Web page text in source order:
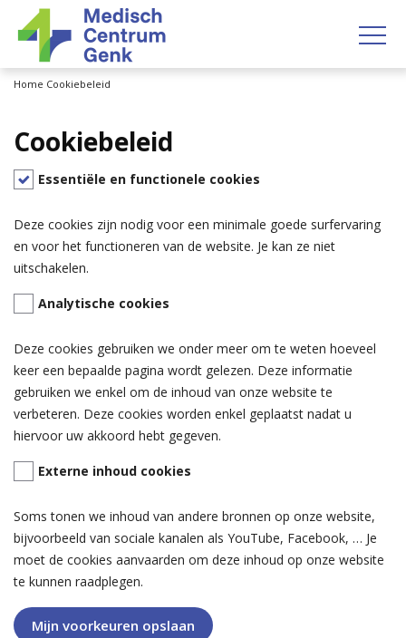
Home Cookiebeleid
Cookiebeleid
Essentiële en functionele cookies
Deze cookies zijn nodig voor een minimale goede surfervaring
en voor het functioneren van de website. Je kan ze niet
uitschakelen.
Analytische cookies
Deze cookies gebruiken we onder meer om te weten hoeveel
keer een bepaalde pagina wordt gelezen. Deze informatie
gebruiken we enkel om de inhoud van onze website te
verbeteren. Deze cookies worden enkel geplaatst nadat u
hiervoor uw akkoord hebt gegeven.
Externe inhoud cookies
Soms tonen we inhoud van andere bronnen op onze website,
bijvoorbeeld van sociale kanalen als YouTube, Facebook, … Je
moet de cookies aanvaarden om deze inhoud op onze website
te kunnen raadplegen.
Mijn voorkeuren opslaan